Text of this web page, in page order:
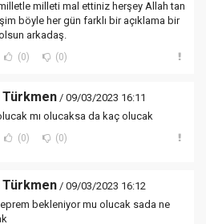
milleti mal ettiniz herşey Allah tan
böyle her gün farklı bir açıklama bir
arkadaş.
(0) (0)
Türkmen / 09/03/2023 16:11
mı olucaksa da kaç olucak
(0) (0)
Türkmen / 09/03/2023 16:12
bekleniyor mu olucak sada ne